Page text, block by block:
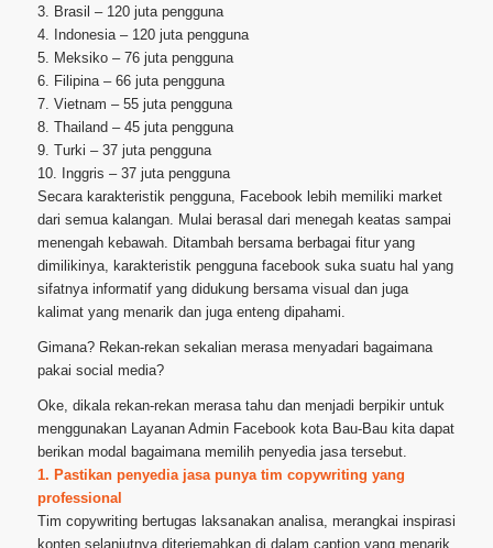
3. Brasil – 120 juta pengguna
4. Indonesia – 120 juta pengguna
5. Meksiko – 76 juta pengguna
6. Filipina – 66 juta pengguna
7. Vietnam – 55 juta pengguna
8. Thailand – 45 juta pengguna
9. Turki – 37 juta pengguna
10. Inggris – 37 juta pengguna
Secara karakteristik pengguna, Facebook lebih memiliki market
dari semua kalangan. Mulai berasal dari menegah keatas sampai
menengah kebawah. Ditambah bersama berbagai fitur yang
dimilikinya, karakteristik pengguna facebook suka suatu hal yang
sifatnya informatif yang didukung bersama visual dan juga
kalimat yang menarik dan juga enteng dipahami.
Gimana? Rekan-rekan sekalian merasa menyadari bagaimana
pakai social media?
Oke, dikala rekan-rekan merasa tahu dan menjadi berpikir untuk
menggunakan Layanan Admin Facebook kota Bau-Bau kita dapat
berikan modal bagaimana memilih penyedia jasa tersebut.
1. Pastikan penyedia jasa punya tim copywriting yang
professional
Tim copywriting bertugas laksanakan analisa, merangkai inspirasi
konten selanjutnya diterjemahkan di dalam caption yang menarik